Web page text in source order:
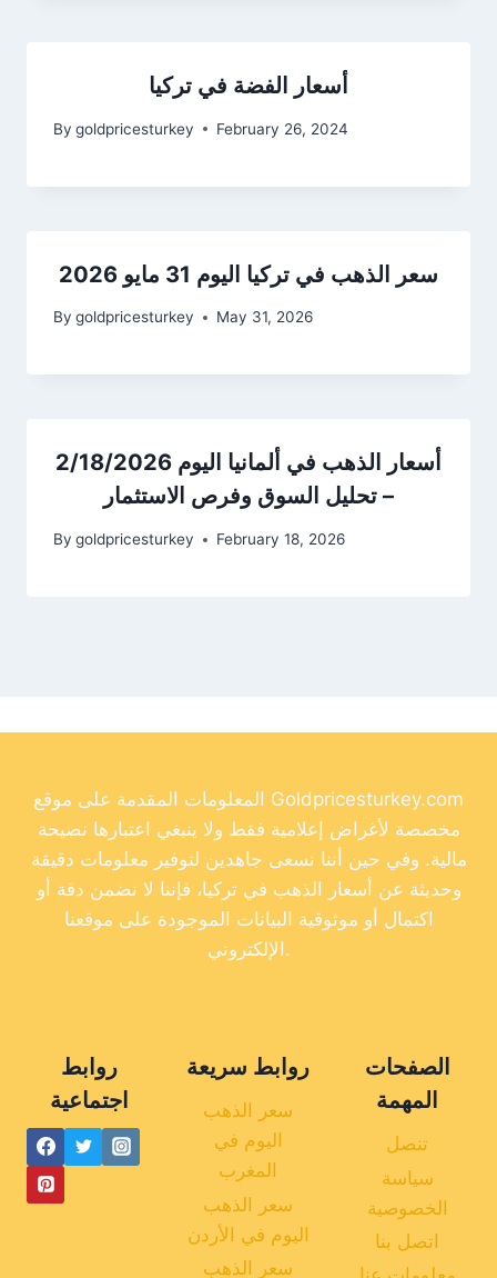
أسعار الفضة في تركيا
By goldpricesturkey February 26, 2024
سعر الذهب في تركيا اليوم 31 مايو 2026
By goldpricesturkey May 31, 2026
أسعار الذهب في ألمانيا اليوم 2/18/2026
– تحليل السوق وفرص الاستثمار
By goldpricesturkey February 18, 2026
المعلومات المقدمة على موقع Goldpricesturkey.com
مخصصة لأغراض إعلامية فقط ولا ينبغي اعتبارها نصيحة
مالية. وفي حين أننا نسعى جاهدين لتوفير معلومات دقيقة
وحديثة عن أسعار الذهب في تركيا، فإننا لا نضمن دقة أو
اكتمال أو موثوقية البيانات الموجودة على موقعنا
الإلكتروني.
روابط
اجتماعية
روابط سريعة
سعر الذهب
اليوم في
المغرب
سعر الذهب
اليوم في الأردن
سعر الذهب
الصفحات
المهمة
تنصل
سياسة
الخصوصية
اتصل بنا